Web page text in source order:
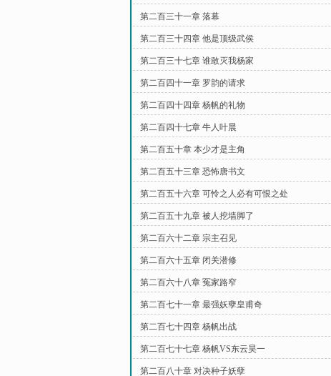
第二百三十一章 落幕
第二百三十四章 他是顶级武侯
第二百三十七章 谁敢灭我杨家
第二百四十一章 罗韵的请求
第二百四十四章 杨帆的礼物
第二百四十七章 牛人叶晨
第二百五十章 本少才是主角
第二百五十三章 恐怖唐书文
第二百五十六章 可怜之人必有可恨之处
第二百五十九章 被人挖墙脚了
第二百六十二章 宗主召见
第二百六十五章 闭关潜修
第二百六十八章 冤家路窄
第二百七十一章 最强妖孽皇甫奇
第二百七十四章 杨帆出战
第二百七十七章 杨帆VS东云昊一
第二百八十章 对决种子妖孽